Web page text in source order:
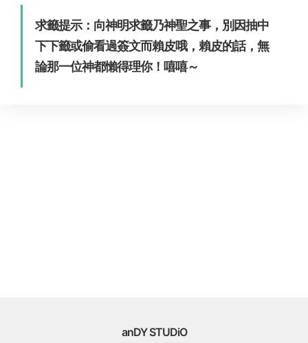
求籤提示：向神明求籤乃神聖之事，別因抽中
下下籤或偷看過簽文而賴皮哦，賴皮的話，無
論那一位神都懶得理你！嘻嘻～
anDY STUDiO